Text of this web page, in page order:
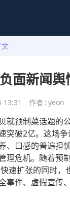
文
面新闻
13:31 作者 : yeon
就预制菜话题的
突破2亿。这场
、口感的普遍担
理危机。随着预
速扩张的同时，
事件、虚假宣传